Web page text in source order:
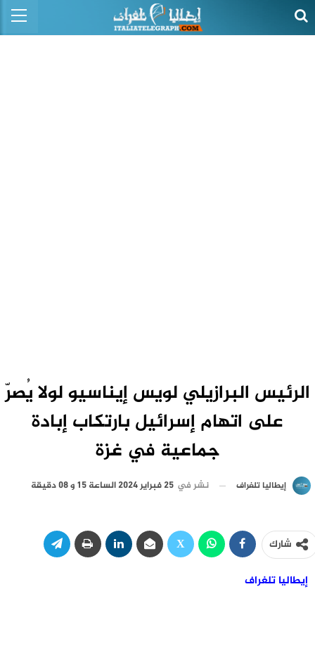
الرئيس البرازيلي لويس إيناسيو لولا يُصرّ
على اتهام إسرائيل بارتكاب إبادة
جماعية في غزة
إيطاليا تلغراف نشر في 25 فبراير 2024 الساعة 15 و 08 دقيقة
شارك
إيطاليا تلغراف